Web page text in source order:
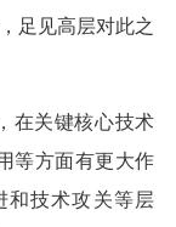
足见高层对此之
在关键核心技术
等方面有更大作
和技术攻关等层